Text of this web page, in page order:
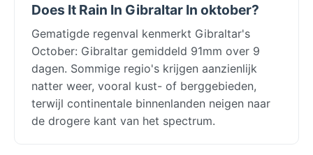
Does It Rain In Gibraltar In oktober?
Gematigde regenval kenmerkt Gibraltar's
October: Gibraltar gemiddeld 91mm over 9
dagen. Sommige regio's krijgen aanzienlijk
natter weer, vooral kust- of berggebieden,
terwijl continentale binnenlanden neigen naar
de drogere kant van het spectrum.